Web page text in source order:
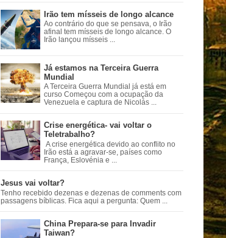
Irão tem mísseis de longo alcance
Ao contrário do que se pensava, o Irão
afinal tem mísseis de longo alcance. O
Irão lançou mísseis ...
Já estamos na Terceira Guerra
Mundial
A Terceira Guerra Mundial já está em
curso Começou com a ocupação da
Venezuela e captura de Nicolás ...
Crise energética- vai voltar o
Teletrabalho?
A crise energética devido ao conflito no
Irão está a agravar-se, países como
França, Eslovénia e ...
Jesus vai voltar?
Tenho recebido dezenas e dezenas de comments com
passagens bíblicas. Fica aqui a pergunta: Quem ...
China Prepara-se para Invadir
Taiwan?